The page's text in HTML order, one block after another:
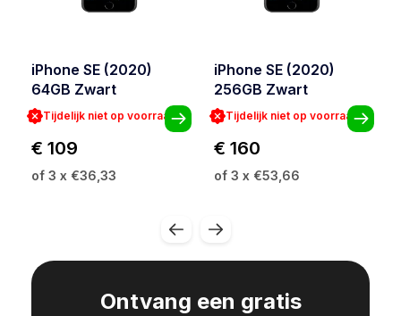
iPhone SE (2020)
64GB Zwart
Tijdelijk niet op voorraad
€ 109
of 3 x €36,33
iPhone SE (2020)
256GB Zwart
Tijdelijk niet op voorraad
€ 160
of 3 x €53,66
Ontvang een gratis